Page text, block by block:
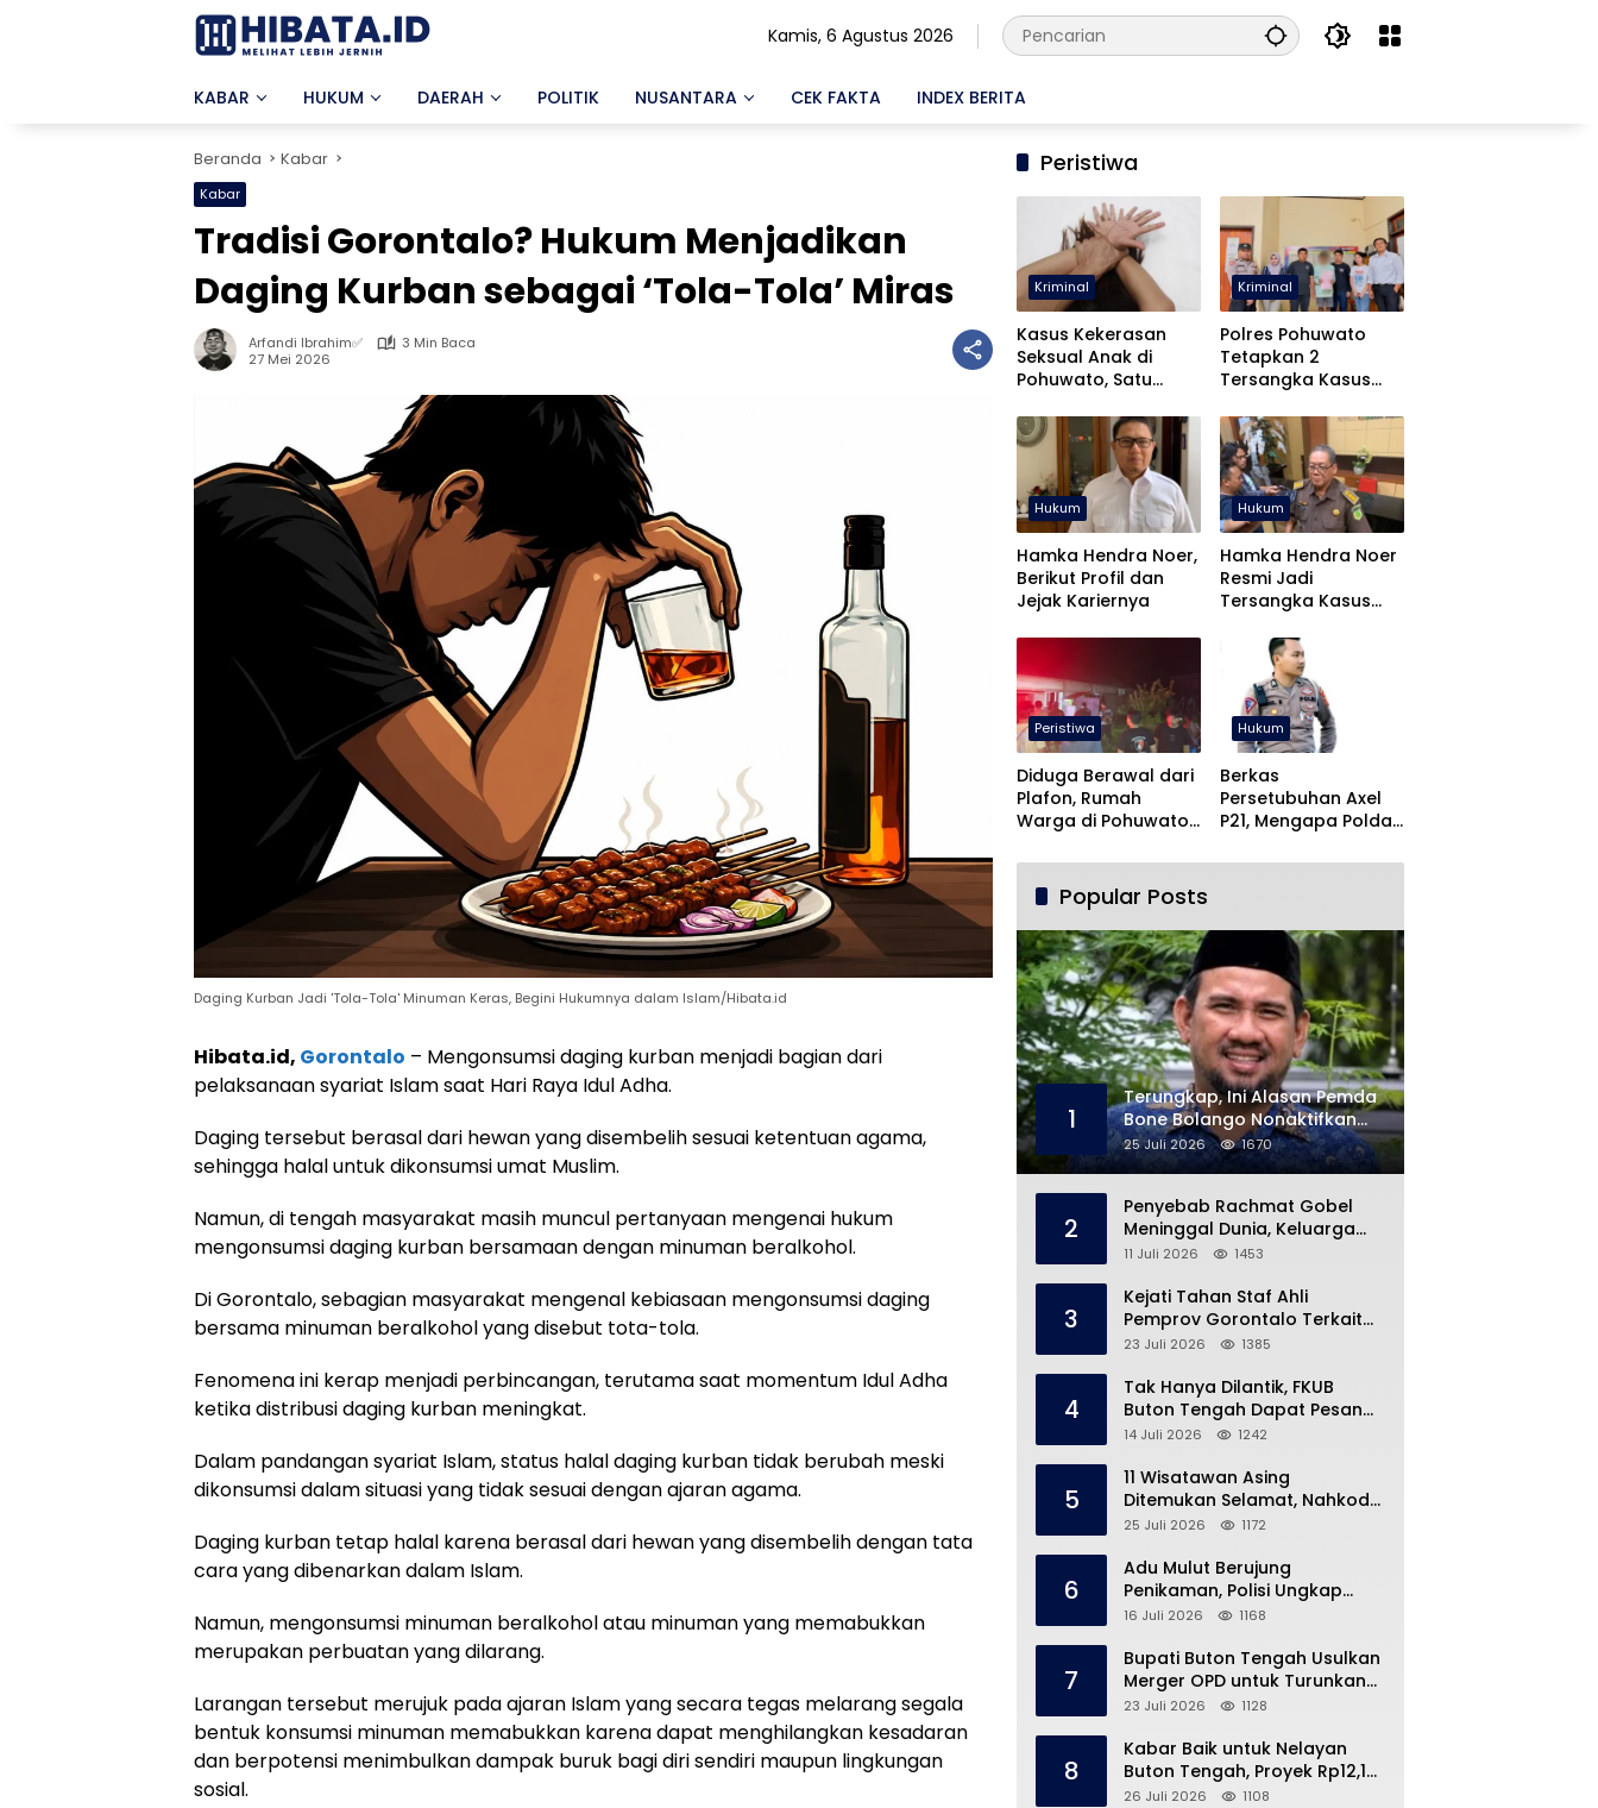
Kamis, 6 Agustus 2026
KABAR HUKUM DAERAH POLITIK NUSANTARA CEK FAKTA INDEX BERITA
Beranda Kabar
Kabar
Tradisi Gorontalo? Hukum Menjadikan
Daging Kurban sebagai ‘Tola-Tola’ Miras
Arfandi Ibrahim✅
3 Min Baca
27 Mei 2026
Daging Kurban Jadi 'Tola-Tola' Minuman Keras, Begini Hukumnya dalam Islam/Hibata.id
Hibata.id, Gorontalo – Mengonsumsi daging kurban menjadi bagian dari
pelaksanaan syariat Islam saat Hari Raya Idul Adha.
Daging tersebut berasal dari hewan yang disembelih sesuai ketentuan agama,
sehingga halal untuk dikonsumsi umat Muslim.
Namun, di tengah masyarakat masih muncul pertanyaan mengenai hukum
mengonsumsi daging kurban bersamaan dengan minuman beralkohol.
Di Gorontalo, sebagian masyarakat mengenal kebiasaan mengonsumsi daging
bersama minuman beralkohol yang disebut tota-tola.
Fenomena ini kerap menjadi perbincangan, terutama saat momentum Idul Adha
ketika distribusi daging kurban meningkat.
Dalam pandangan syariat Islam, status halal daging kurban tidak berubah meski
dikonsumsi dalam situasi yang tidak sesuai dengan ajaran agama.
Daging kurban tetap halal karena berasal dari hewan yang disembelih dengan tata
cara yang dibenarkan dalam Islam.
Namun, mengonsumsi minuman beralkohol atau minuman yang memabukkan
merupakan perbuatan yang dilarang.
Larangan tersebut merujuk pada ajaran Islam yang secara tegas melarang segala
bentuk konsumsi minuman memabukkan karena dapat menghilangkan kesadaran
dan berpotensi menimbulkan dampak buruk bagi diri sendiri maupun lingkungan
sosial.
Peristiwa
Kriminal
Kasus Kekerasan
Seksual Anak di
Pohuwato, Satu
Kriminal
Polres Pohuwato
Tetapkan 2
Tersangka Kasus
dan Pencabulan
Hukum
Hamka Hendra Noer,
Berikut Profil dan
Jejak Kariernya
Hukum
Hamka Hendra Noer
Resmi Jadi
Tersangka Kasus
Gorontalo
Peristiwa
Diduga Berawal dari
Plafon, Rumah
Warga di Pohuwato
Hukum
Berkas
Persetubuhan Axel
P21, Mengapa Polda
Waktu Begitu Lama?
Popular Posts
1
Terungkap, Ini Alasan Pemda
Bone Bolango Nonaktifkan
Kades Toto Utara
25 Juli 2026 1670
2
Penyebab Rachmat Gobel
Meninggal Dunia, Keluarga
Ungkap Kondisi Terakhir
11 Juli 2026 1453
3
Kejati Tahan Staf Ahli
Pemprov Gorontalo Terkait
Dugaan Korupsi Rp5 Miliar
23 Juli 2026 1385
4
Tak Hanya Dilantik, FKUB
Buton Tengah Dapat Pesan
Khusus dari Bupati Azhari
14 Juli 2026 1242
5
11 Wisatawan Asing
Ditemukan Selamat, Nahkoda
Speedboat Masih Hilang
25 Juli 2026 1172
6
Adu Mulut Berujung
Penikaman, Polisi Ungkap
Kronologi di Pasar Marisa
16 Juli 2026 1168
7
Bupati Buton Tengah Usulkan
Merger OPD untuk Turunkan
Belanja Pegawai APBD
23 Juli 2026 1128
8
Kabar Baik untuk Nelayan
Buton Tengah, Proyek Rp12,1
Miliar Akhirnya Dimulai
26 Juli 2026 1108